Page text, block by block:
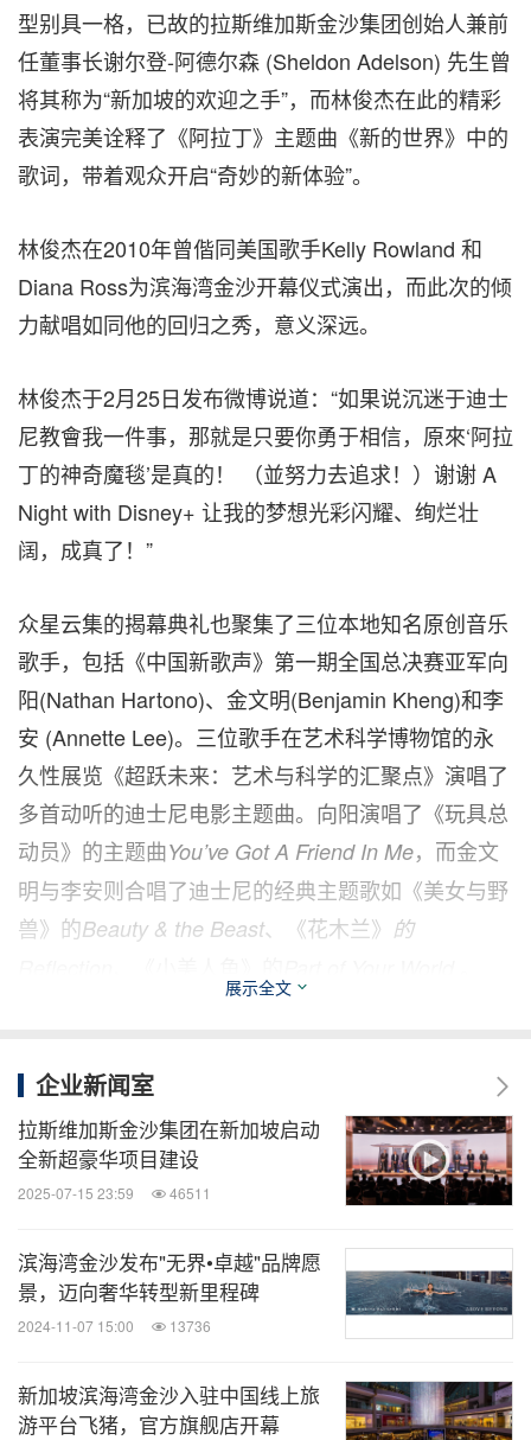
型别具一格， 已故的拉斯维加斯金沙集团创始人兼前
任董事长谢尔登-阿德尔森 (Sheldon Adelson) 先生曾
将其称为“新加坡的欢迎之手”，而林俊杰在此的精彩
表演完美诠释了《阿拉丁》主题曲《新的世界》中的
歌词，带着观众开启“奇妙的新体验”。
林俊杰在2010年曾偕同美国歌手Kelly Rowland 和
Diana Ross为滨海湾金沙开幕仪式演出，而此次的倾
力献唱如同他的回归之秀，意义深远。
林俊杰于2月25日发布微博说道：“如果说沉迷于迪士
尼教會我一件事，那就是只要你勇于相信，原來‘阿拉
丁的神奇魔毯’是真的！ （並努力去追求！） 谢谢A
Night with Disney+ 让我的梦想光彩闪耀、绚烂壮
阔，成真了！”
众星云集的揭幕典礼也聚集了三位本地知名原创音乐
歌手，包括《中国新歌声》第一期全国总决赛亚军向
阳(Nathan Hartono)、金文明(Benjamin Kheng)和李
安 (Annette Lee)。三位歌手在艺术科学博物馆的永
久性展览《超跃未来：艺术与科学的汇聚点》演唱了
多首动听的迪士尼电影主题曲。 向阳演唱了《玩具总
动员》的主题曲You’ve Got A Friend In Me，而金文
明与李安则合唱了迪士尼的经典主题歌如《美女与野
兽》的Beauty & the Beast、《花木兰》 的
合作关系。两家公司携手举办了多场成功圆满的活
动，包括2016的《美国队长：英雄内战》东南亚蓝毯
仪式和首映礼以及《海洋奇缘》的节庆亮灯仪式：
2017年《星球大战：最后一个绝地武士》的亮灯仪
粉丝活动；以及2019年漫威影业 《惊奇队长》的粉
丝活动。
欲观看视频、活动亮点以及幕后花絮，请点击以下链
接。
展示全文
企业新闻室
拉斯维加斯金沙集团在新加坡启动
全新超豪华项目建设
2025-07-15 23:59 46511
滨海湾金沙发布"无界•卓越"品牌愿
景，迈向奢华转型新里程碑
2024-11-07 15:00 13736
新加坡滨海湾金沙入驻中国线上旅
游平台飞猪，官方旗舰店开幕